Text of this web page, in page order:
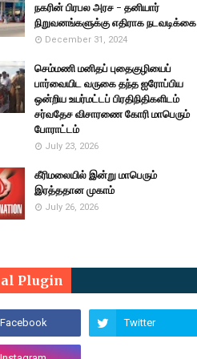
நகரின் பிரபல அரச - தனியார்
நிறுவனங்களுக்கு எதிராக நடவடிக்கை
December 31, 2024
செம்மணி மனிதப் புதைகுழியைப்
பார்வையிட வருகை தந்த ஐரோப்பிய
ஒன்றிய உயர்மட்டப் பிரதிநிதிகளிடம்
சர்வதேச விசாரணை கோரி மாபெரும்
போராட்டம்
July 23, 2026
கீரிமலையில் இன்று மாபெரும்
இரத்ததான முகாம்
July 26, 2026
Plugin